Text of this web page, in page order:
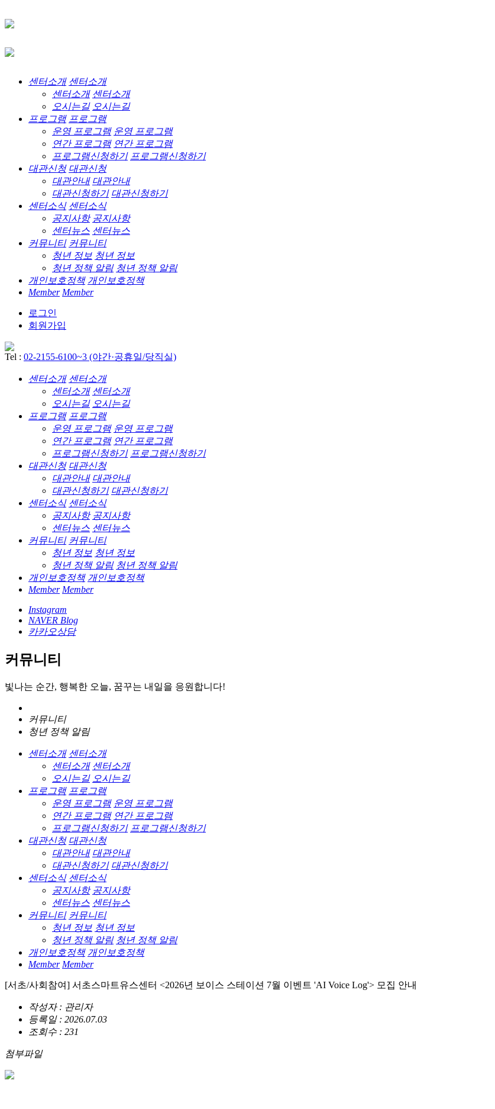
센터소개 센터소개
센터소개 센터소개
오시는길 오시는길
프로그램 프로그램
운영 프로그램 운영 프로그램
연간 프로그램 연간 프로그램
프로그램신청하기 프로그램신청하기
대관신청 대관신청
대관안내 대관안내
대관신청하기 대관신청하기
센터소식 센터소식
공지사항 공지사항
센터뉴스 센터뉴스
커뮤니티 커뮤니티
청년 정보 청년 정보
청년 정책 알림 청년 정책 알림
개인보호정책 개인보호정책
Member Member
로그인
회원가입
Tel : 02-2155-6100~3 (야간·공휴일/당직실)
센터소개 센터소개
센터소개 센터소개
오시는길 오시는길
프로그램 프로그램
운영 프로그램 운영 프로그램
연간 프로그램 연간 프로그램
프로그램신청하기 프로그램신청하기
대관신청 대관신청
대관안내 대관안내
대관신청하기 대관신청하기
센터소식 센터소식
공지사항 공지사항
센터뉴스 센터뉴스
커뮤니티 커뮤니티
청년 정보 청년 정보
청년 정책 알림 청년 정책 알림
개인보호정책 개인보호정책
Member Member
Instagram
NAVER Blog
카카오상담
커뮤니티
빛나는 순간, 행복한 오늘, 꿈꾸는 내일을 응원합니다!
커뮤니티
청년 정책 알림
센터소개 센터소개
센터소개 센터소개
오시는길 오시는길
프로그램 프로그램
운영 프로그램 운영 프로그램
연간 프로그램 연간 프로그램
프로그램신청하기 프로그램신청하기
대관신청 대관신청
대관안내 대관안내
대관신청하기 대관신청하기
센터소식 센터소식
공지사항 공지사항
센터뉴스 센터뉴스
커뮤니티 커뮤니티
청년 정보 청년 정보
청년 정책 알림 청년 정책 알림
개인보호정책 개인보호정책
Member Member
[서초/사회참여] 서초스마트유스센터 <2026년 보이스 스테이션 7월 이벤트 'AI Voice Log'> 모집 안내
작성자 : 관리자
등록일 : 2026.07.03
조회수 : 231
첨부파일